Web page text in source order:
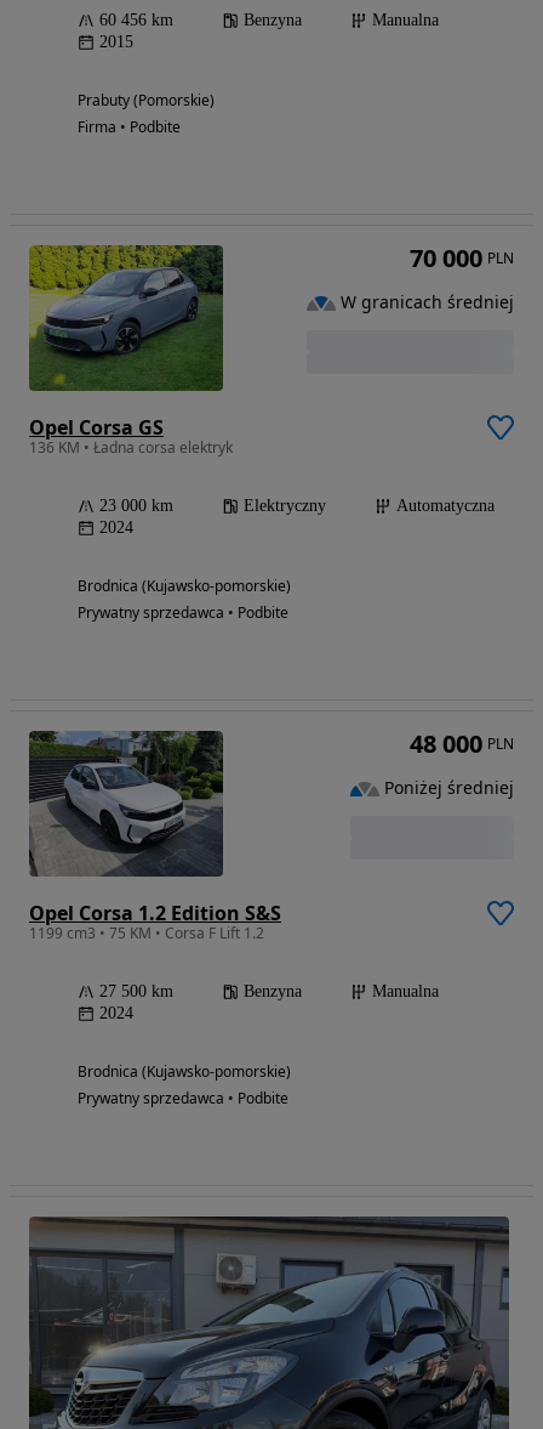
60 456 km Benzyna
Manualna
2015
Prabuty (Pomorskie)
Firma • Podbite
Opel Corsa GS
136 KM • Ładna corsa elektryk
23 000 km Elektryczny
Automatyczna
2024
Brodnica (Kujawsko-pomorskie)
Prywatny sprzedawca • Podbite
70 000 PLN
W granicach średniej
Opel Corsa 1.2 Edition S&S
1199 cm3 • 75 KM • Corsa F Lift 1.2
27 500 km Benzyna
Manualna
2024
Brodnica (Kujawsko-pomorskie)
Prywatny sprzedawca • Podbite
48 000 PLN
Poniżej średniej